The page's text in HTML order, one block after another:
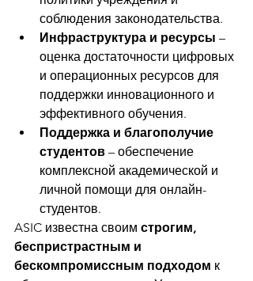
соблюдения законодательства.
Инфраструктура и ресурсы –
оценка достаточности цифровых
и операционных ресурсов для
поддержки инновационного и
эффективного обучения.
Поддержка и благополучие
студентов – обеспечение
комплексной академической и
личной помощи для онлайн-
студентов.
ASIC известна своим строгим,
беспристрастным и
бескомпромиссным подходом к